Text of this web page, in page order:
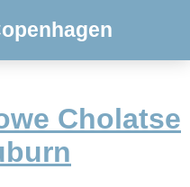
Cholatse